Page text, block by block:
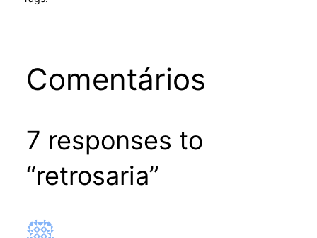
Comentários
7 responses to
“retrosaria”